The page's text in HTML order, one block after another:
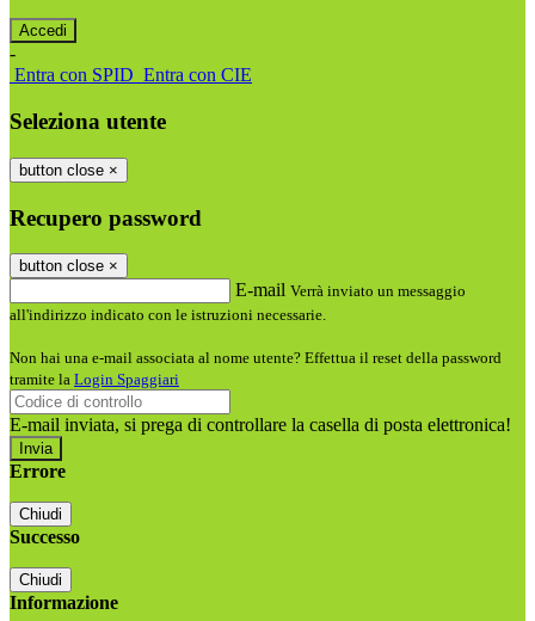
-
Entra con SPID Entra con CIE
Seleziona utente
button close ×
Recupero password
button close ×
E-mail Verrà inviato un messaggio
all'indirizzo indicato con le istruzioni necessarie.
Non hai una e-mail associata al nome utente? Effettua il reset della password
tramite la Login Spaggiari
E-mail inviata, si prega di controllare la casella di posta elettronica!
Errore
Chiudi
Successo
Chiudi
Informazione